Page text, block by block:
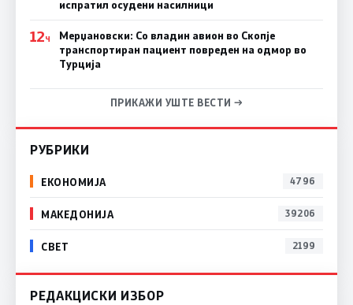
испратил осудени насилници
12Ч
Мерџановски: Со владин авион во Скопје
транспортиран пациент повреден на одмор во
Турција
ПРИКАЖИ УШТЕ ВЕСТИ →
РУБРИКИ
ЕКОНОМИЈА 4796
МАКЕДОНИЈА 39206
СВЕТ 2199
РЕДАКЦИСКИ ИЗБОР